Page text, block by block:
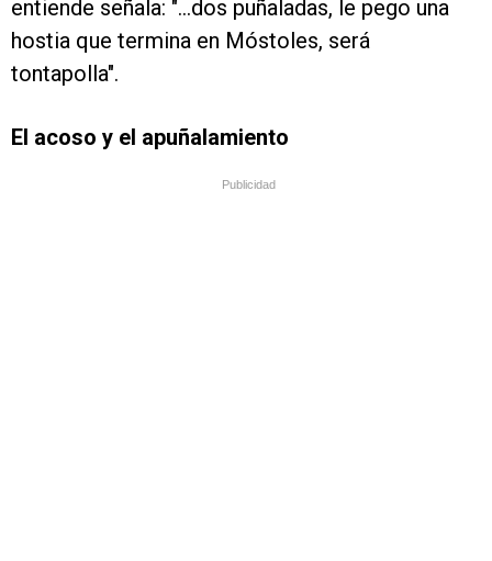
entiende señala: "...dos puñaladas, le pego una
hostia que termina en Móstoles, será
tontapolla".
El acoso y el apuñalamiento
Publicidad